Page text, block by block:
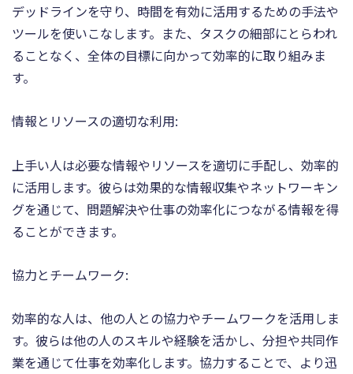
デッドラインを守り、時間を有効に活用するための手法や
ツールを使いこなします。また、タスクの細部にとらわれ
ることなく、全体の目標に向かって効率的に取り組みま
す。
情報とリソースの適切な利用:
上手い人は必要な情報やリソースを適切に手配し、効率的
に活用します。彼らは効果的な情報収集やネットワーキン
グを通じて、問題解決や仕事の効率化につながる情報を得
ることができます。
協力とチームワーク:
効率的な人は、他の人との協力やチームワークを活用しま
す。彼らは他の人のスキルや経験を活かし、分担や共同作
業を通じて仕事を効率化します。協力することで、より迅